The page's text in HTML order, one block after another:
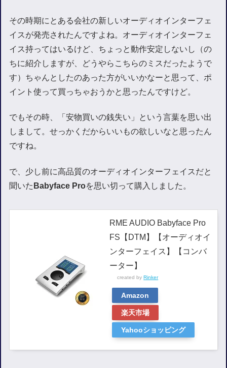
その時期にとある会社の新しいオーディオインターフェ
イスが発売されたんですよね。オーディオインターフェ
イス持ってはいるけど、ちょっと動作安定しないし（の
ちに紹介しますが、どうやらこちらのミスだったようで
す）ちゃんとしたのあった方がいいかなーと思って、ポ
イント使って買っちゃおうかと思ったんですけど。
でもその時、「安物買いの銭失い」という言葉を思い出
しまして。せっかくだからいいもの欲しいなと思ったん
ですね。
で、少し前に高品質のオーディオインターフェイスだと
聞いた Babyface Proを思い切って購入しました。
RME AUDIO Babyface Pro
FS【DTM】【オーディオイ
ンターフェイス】【コンバ
ーター】
created byRinker
Amazon
楽天市場
Yahooショッピング